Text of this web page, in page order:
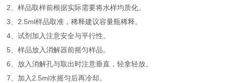
2、样品取样前根据实际需要将水样均质化。
3、2.5ml样品取准，稀释建议容量瓶稀释。
4、试剂加入注意安全与平行性。
5、样品放入消解器前摇匀样品。
6、放入消解孔与取出时注意垂直，轻拿轻放。
7、加入2.5ml水摇匀后再冷却。